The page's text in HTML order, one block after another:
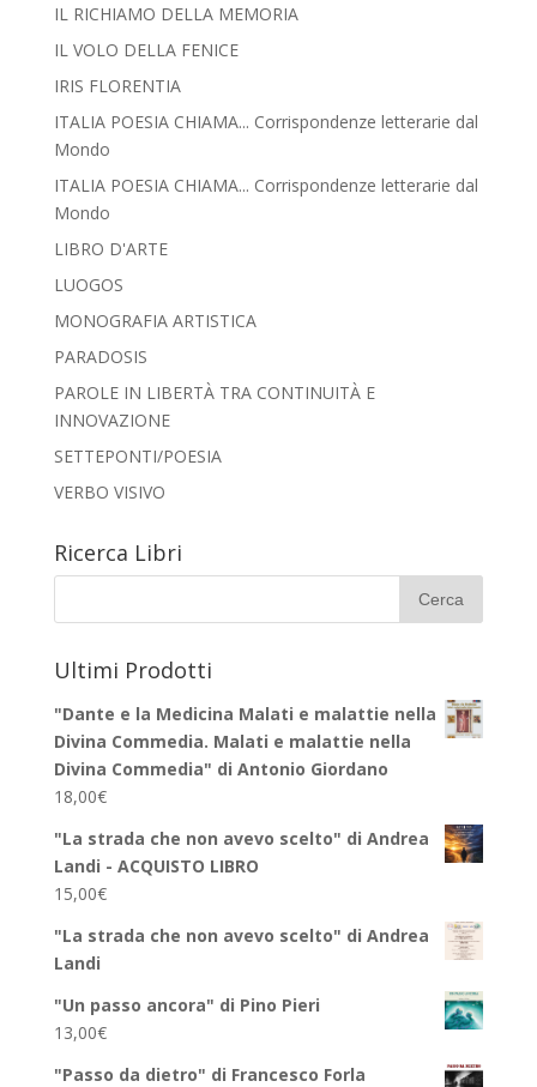
IL RICHIAMO DELLA MEMORIA
IL VOLO DELLA FENICE
IRIS FLORENTIA
ITALIA POESIA CHIAMA... Corrispondenze letterarie dal
Mondo
ITALIA POESIA CHIAMA... Corrispondenze letterarie dal
Mondo
LIBRO D'ARTE
LUOGOS
MONOGRAFIA ARTISTICA
PARADOSIS
PAROLE IN LIBERTÀ TRA CONTINUITÀ E
INNOVAZIONE
SETTEPONTI/POESIA
VERBO VISIVO
Ricerca Libri
Ultimi Prodotti
"Dante e la Medicina Malati e malattie nella
Divina Commedia. Malati e malattie nella
Divina Commedia" di Antonio Giordano
18,00€
"La strada che non avevo scelto" di Andrea
Landi - ACQUISTO LIBRO
15,00€
"La strada che non avevo scelto" di Andrea
Landi
"Un passo ancora" di Pino Pieri
13,00€
"Passo da dietro" di Francesco Forla